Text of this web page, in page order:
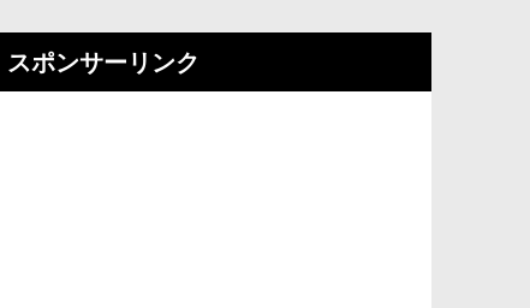
スポンサーリンク